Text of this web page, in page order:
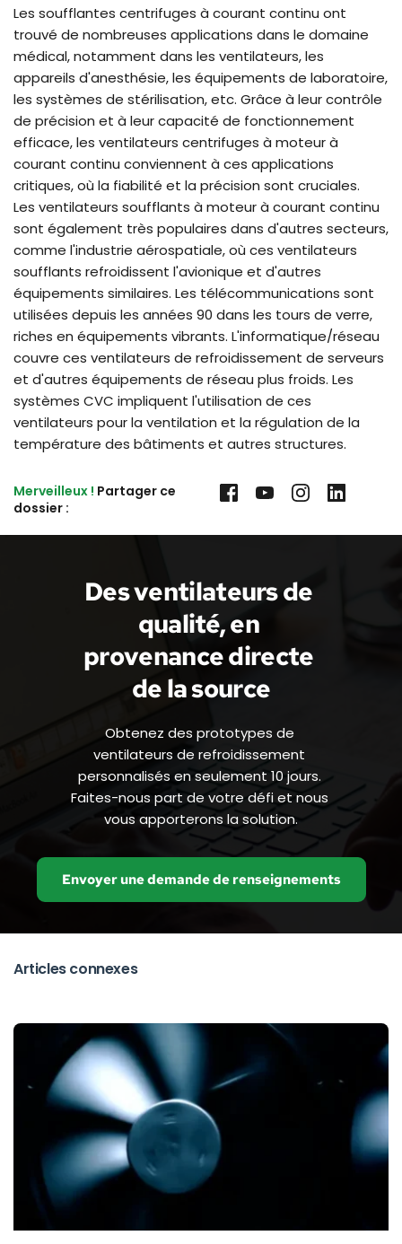
Les soufflantes centrifuges à courant continu ont
trouvé de nombreuses applications dans le domaine
médical, notamment dans les ventilateurs, les
appareils d'anesthésie, les équipements de laboratoire,
les systèmes de stérilisation, etc. Grâce à leur contrôle
de précision et à leur capacité de fonctionnement
efficace, les ventilateurs centrifuges à moteur à
courant continu conviennent à ces applications
critiques, où la fiabilité et la précision sont cruciales.
Les ventilateurs soufflants à moteur à courant continu
sont également très populaires dans d'autres secteurs,
comme l'industrie aérospatiale, où ces ventilateurs
soufflants refroidissent l'avionique et d'autres
équipements similaires. Les télécommunications sont
utilisées depuis les années 90 dans les tours de verre,
riches en équipements vibrants. L'informatique/réseau
couvre ces ventilateurs de refroidissement de serveurs
et d'autres équipements de réseau plus froids. Les
systèmes CVC impliquent l'utilisation de ces
ventilateurs pour la ventilation et la régulation de la
température des bâtiments et autres structures.
Merveilleux ! Partager ce
dossier :
Des ventilateurs de
qualité, en
provenance directe
de la source
Obtenez des prototypes de
ventilateurs de refroidissement
personnalisés en seulement 10 jours.
Faites-nous part de votre défi et nous
vous apporterons la solution.
Envoyer une demande de renseignements
Articles connexes